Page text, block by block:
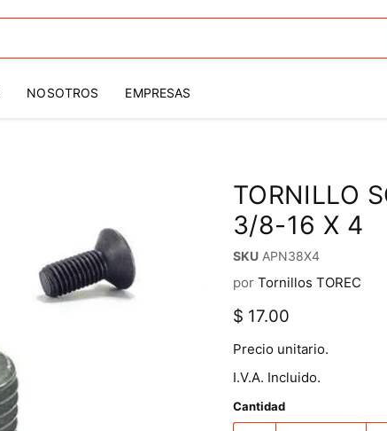
NOSOTROS EMPRESAS
TORNILLO
3/8-16 X 4
SKU APN38X4
por Tornillos TOREC
Precio actual
$ 17.00
Precio unitario.
I.V.A. Incluido.
Cantidad